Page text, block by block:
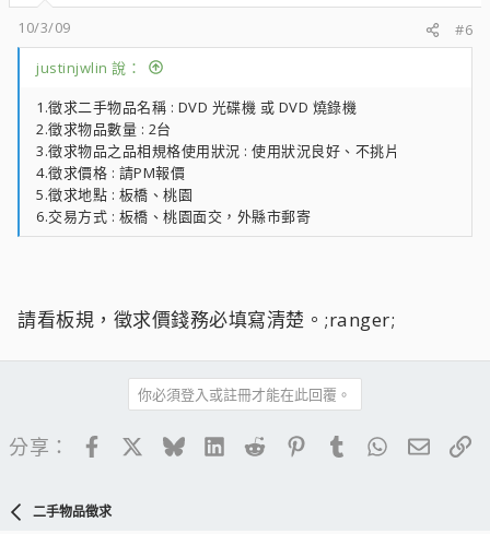
10/3/09
#6
justinjwlin 說：
1.徵求二手物品名稱 : DVD 光碟機 或 DVD 燒錄機
2.徵求物品數量 : 2台
3.徵求物品之品相規格使用狀況 : 使用狀況良好、不挑片
4.徵求價格 : 請PM報價
5.徵求地點 : 板橋、桃園
6.交易方式 : 板橋、桃園面交，外縣市郵寄
請看板規，徵求價錢務必填寫清楚。;ranger;
你必須登入或註冊才能在此回覆。
分享： FacebookBlueskyLinkedIn
Reddit PinterestTumblrWhatsApp
電子
二手物品徵求